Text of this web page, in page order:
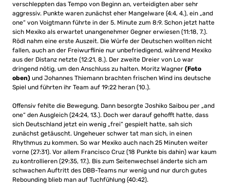
verschleppten das Tempo von Beginn an, verteidigten aber sehr
aggressiv. Punkte waren zunächst eher Mangelware (4:4, 4.), ein „and
one“ von Voigtmann führte in der 5. Minute zum 8:9. Schon jetzt hatte
sich Mexiko als erwartet unangenehmer Gegner erwiesen (11:18, 7.).
Rödl nahm eine erste Auszeit. Die Würfe der Deutschen wollten nicht
fallen, auch an der Freiwurflinie nur unbefriedigend, während Mexiko
aus der Distanz netzte (12:21, 8.). Der zweite Dreier von Lo war
dringend nötig, um den Anschluss zu halten. Moritz Wagner (Foto
oben) und Johannes Thiemann brachten frischen Wind ins deutsche
Spiel und führten ihr Team auf 19:22 heran (10.).
Offensiv fehlte die Bewegung. Dann besorgte Joshiko Saibou per „and
one“ den Ausgleich (24:24, 13.). Doch wer darauf gehofft hatte, dass
sich Deutschland jetzt ein wenig „frei“ gespielt hatte, sah sich
zunächst getäuscht. Ungeheuer schwer tat man sich, in einen
Rhythmus zu kommen. So war Mexiko auch nach 25 Minuten weiter
vorne (27:31). Vor allem Francisco Cruz (18 Punkte bis dahin) war kaum
zu kontrollieren (29:35, 17.). Bis zum Seitenwechsel änderte sich am
schwachen Auftritt des DBB-Teams nur wenig und nur durch gutes
Rebounding blieb man auf Tuchfühlung (40:42).